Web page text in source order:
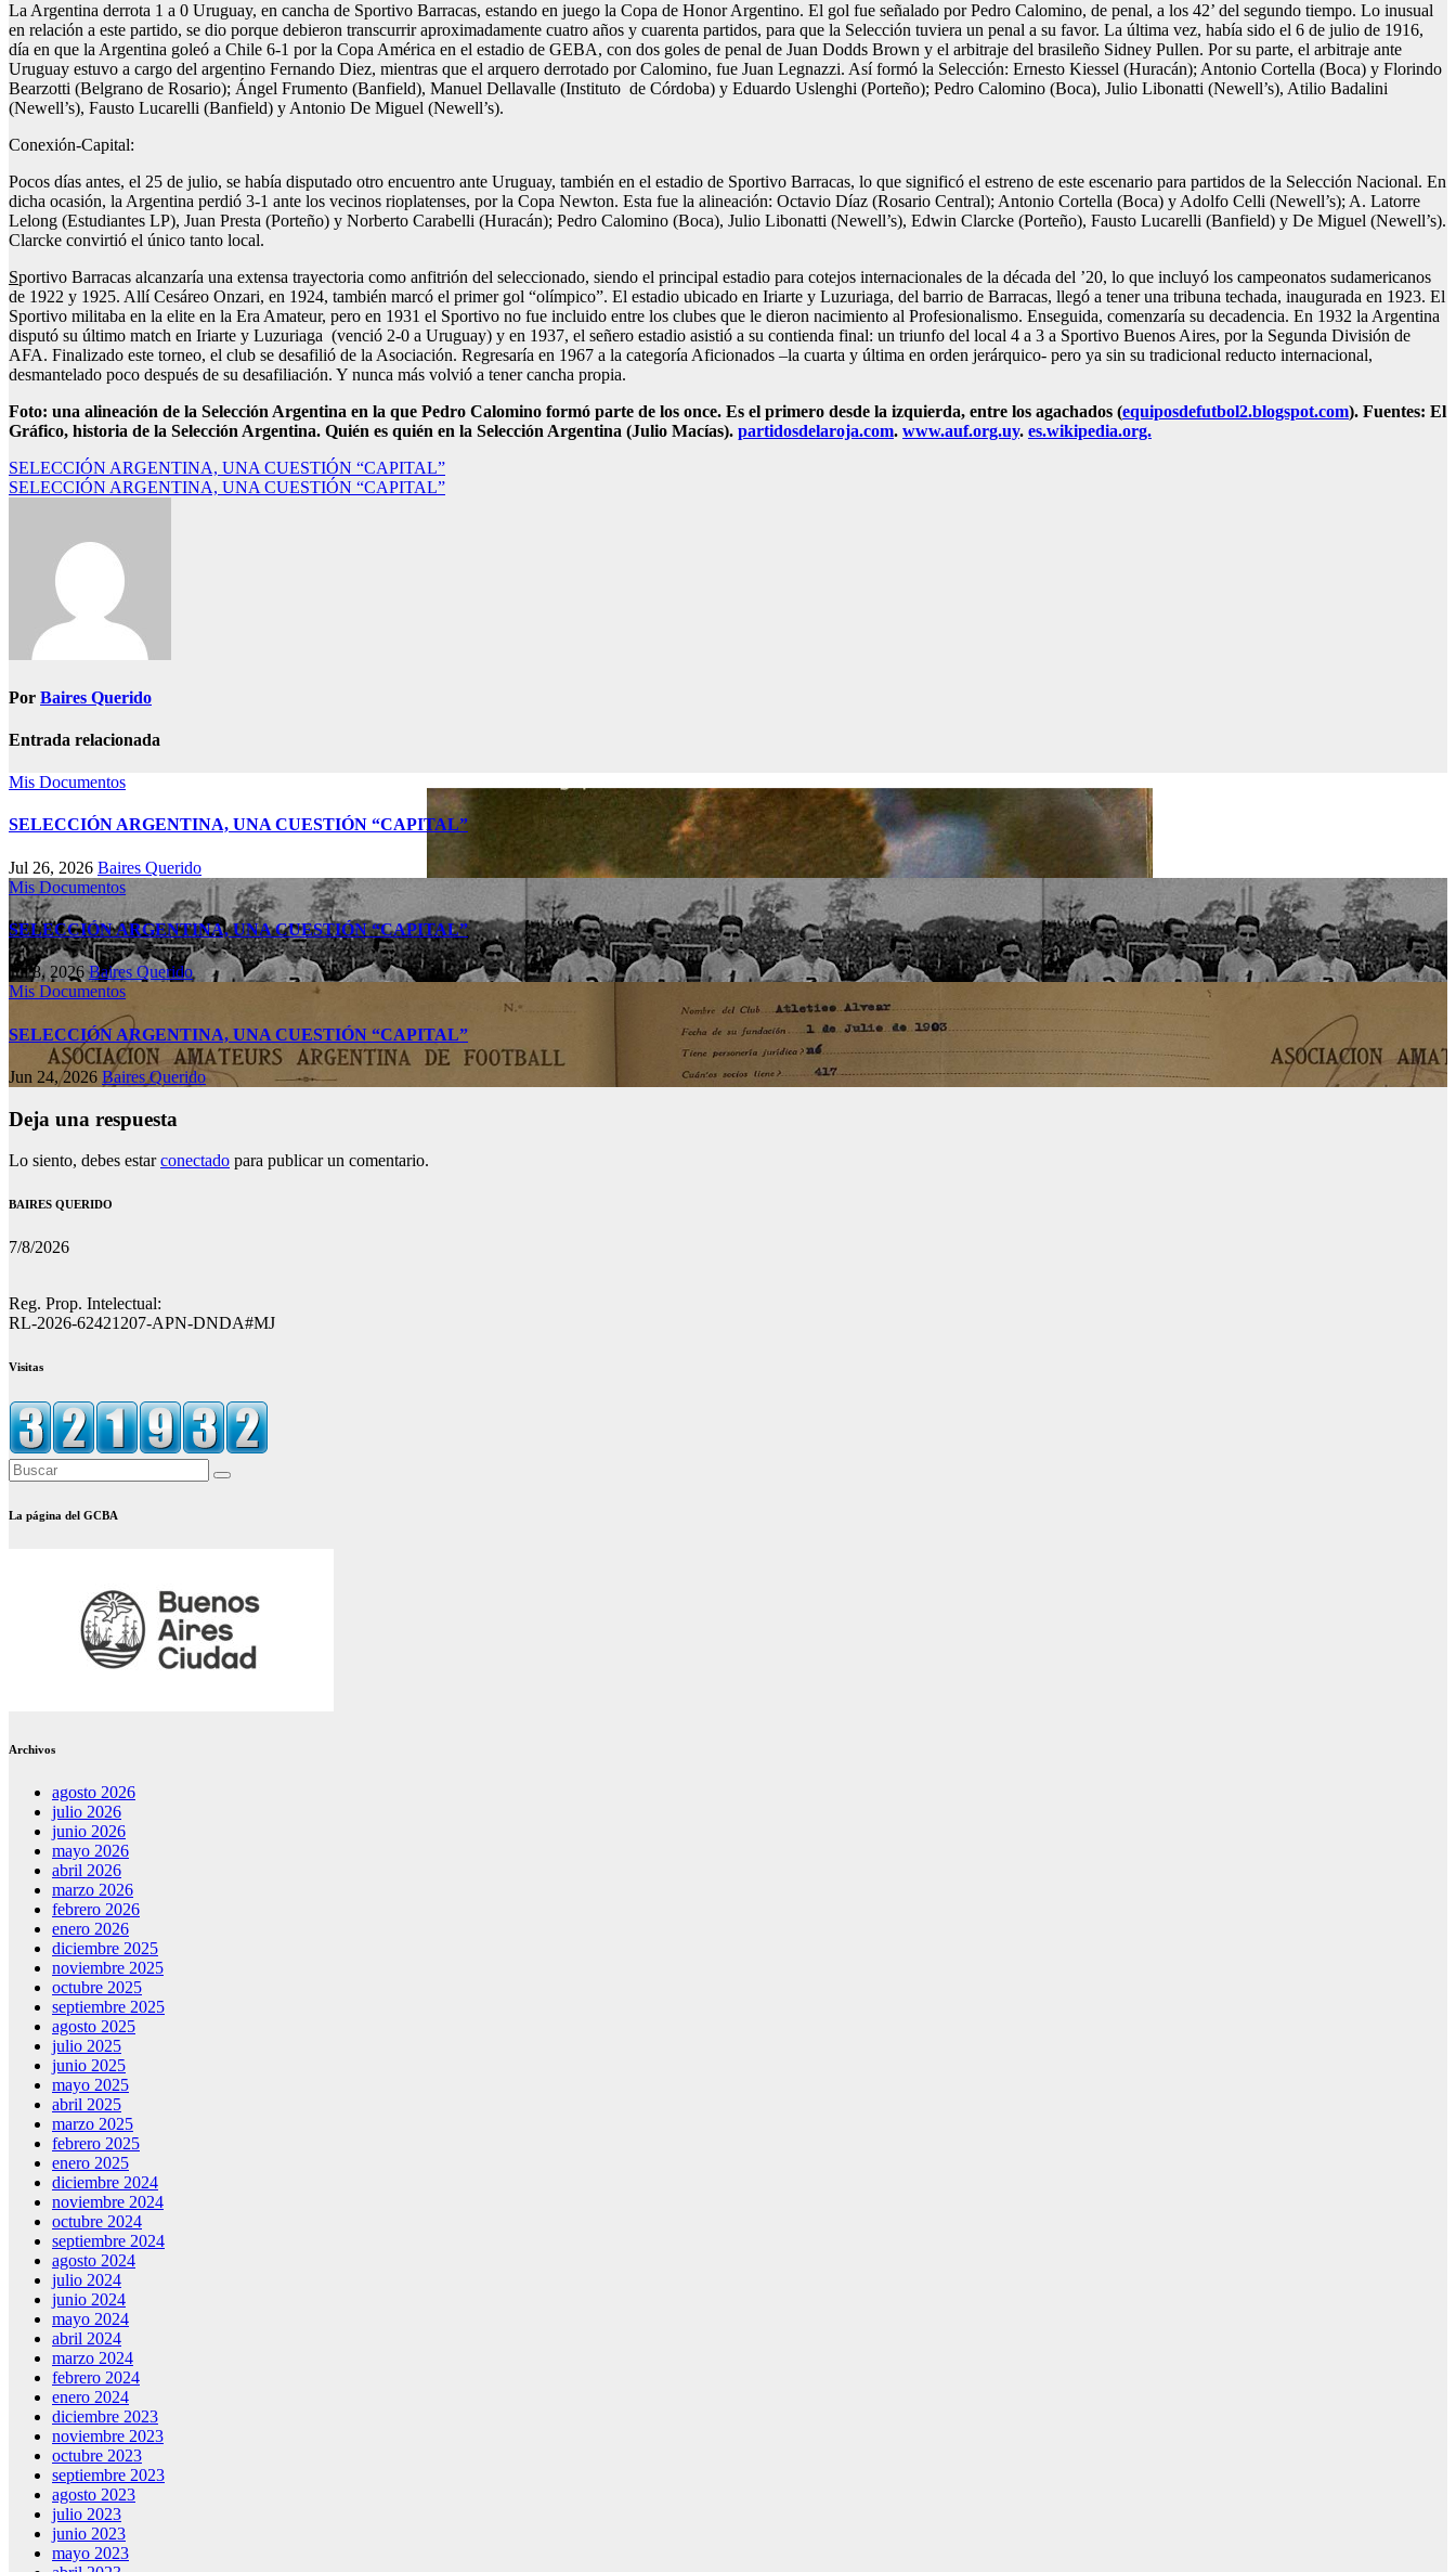
La Argentina derrota 1 a 0 Uruguay, en cancha de Sportivo Barracas, estando en juego la Copa de Honor Argentino. El gol fue señalado por Pedro Calomino, de penal, a los 42’ del segundo tiempo. Lo inusual
en relación a este partido, se dio porque debieron transcurrir aproximadamente cuatro años y cuarenta partidos, para que la Selección tuviera un penal a su favor. La última vez, había sido el 6 de julio de 1916,
día en que la Argentina goleó a Chile 6-1 por la Copa América en el estadio de GEBA, con dos goles de penal de Juan Dodds Brown y el arbitraje del brasileño Sidney Pullen. Por su parte, el arbitraje ante
Uruguay estuvo a cargo del argentino Fernando Diez, mientras que el arquero derrotado por Calomino, fue Juan Legnazzi. Así formó la Selección: Ernesto Kiessel (Huracán); Antonio Cortella (Boca) y Florindo
Bearzotti (Belgrano de Rosario); Ángel Frumento (Banfield), Manuel Dellavalle (Instituto de Córdoba) y Eduardo Uslenghi (Porteño); Pedro Calomino (Boca), Julio Libonatti (Newell’s), Atilio Badalini
(Newell’s), Fausto Lucarelli (Banfield) y Antonio De Miguel (Newell’s).
Conexión-Capital:
Pocos días antes, el 25 de julio, se había disputado otro encuentro ante Uruguay, también en el estadio de Sportivo Barracas, lo que significó el estreno de este escenario para partidos de la Selección Nacional. En
dicha ocasión, la Argentina perdió 3-1 ante los vecinos rioplatenses, por la Copa Newton. Esta fue la alineación: Octavio Díaz (Rosario Central); Antonio Cortella (Boca) y Adolfo Celli (Newell’s); A. Latorre
Lelong (Estudiantes LP), Juan Presta (Porteño) y Norberto Carabelli (Huracán); Pedro Calomino (Boca), Julio Libonatti (Newell’s), Edwin Clarcke (Porteño), Fausto Lucarelli (Banfield) y De Miguel (Newell’s).
Clarcke convirtió el único tanto local.
Sportivo Barracas alcanzaría una extensa trayectoria como anfitrión del seleccionado, siendo el principal estadio para cotejos internacionales de la década del ’20, lo que incluyó los campeonatos sudamericanos
de 1922 y 1925. Allí Cesáreo Onzari, en 1924, también marcó el primer gol “olímpico”. El estadio ubicado en Iriarte y Luzuriaga, del barrio de Barracas, llegó a tener una tribuna techada, inaugurada en 1923. El
Sportivo militaba en la elite en la Era Amateur, pero en 1931 el Sportivo no fue incluido entre los clubes que le dieron nacimiento al Profesionalismo. Enseguida, comenzaría su decadencia. En 1932 la Argentina
disputó su último match en Iriarte y Luzuriaga (venció 2-0 a Uruguay) y en 1937, el señero estadio asistió a su contienda final: un triunfo del local 4 a 3 a Sportivo Buenos Aires, por la Segunda División de
AFA. Finalizado este torneo, el club se desafilió de la Asociación. Regresaría en 1967 a la categoría Aficionados –la cuarta y última en orden jerárquico- pero ya sin su tradicional reducto internacional,
desmantelado poco después de su desafiliación. Y nunca más volvió a tener cancha propia.
Foto: una alineación de la Selección Argentina en la que Pedro Calomino formó parte de los once. Es el primero desde la izquierda, entre los agachados (equiposdefutbol2.blogspot.com). Fuentes: El
Gráfico, historia de la Selección Argentina. Quién es quién en la Selección Argentina (Julio Macías). partidosdelaroja.com. www.auf.org.uy. es.wikipedia.org.
Navegación
de
SELECCIÓN ARGENTINA, UNA CUESTIÓN “CAPITAL”
SELECCIÓN ARGENTINA, UNA CUESTIÓN “CAPITAL”
Por Baires Querido
Entrada relacionada
Mis Documentos
SELECCIÓN ARGENTINA, UNA CUESTIÓN “CAPITAL”
Jul 26, 2026 Baires Querido
Mis Documentos
SELECCIÓN ARGENTINA, UNA CUESTIÓN “CAPITAL”
Jul 8, 2026Baires Querido
Mis Documentos
SELECCIÓN ARGENTINA, UNA CUESTIÓN “CAPITAL”
Jun 24, 2026 Baires Querido
Deja una respuesta
Lo siento, debes estarconectado para publicar un comentario.
BAIRES QUERIDO
7/8/2026
Reg. Prop. Intelectual:
RL-2026-62421207-APN-DNDA#MJ
Visitas
La página del GCBA
Archivos
agosto 2026
julio 2026
junio 2026
mayo 2026
abril 2026
marzo 2026
febrero 2026
enero 2026
diciembre 2025
noviembre 2025
octubre 2025
septiembre 2025
agosto 2025
julio 2025
junio 2025
mayo 2025
abril 2025
marzo 2025
febrero 2025
enero 2025
diciembre 2024
noviembre 2024
octubre 2024
septiembre 2024
agosto 2024
julio 2024
junio 2024
mayo 2024
abril 2024
marzo 2024
febrero 2024
enero 2024
diciembre 2023
noviembre 2023
octubre 2023
septiembre 2023
agosto 2023
julio 2023
junio 2023
mayo 2023